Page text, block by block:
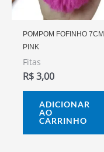
POMPOM FOFINHO 7CM
PINK
Fitas
R$3,00
ADICIONAR
AO
CARRINHO